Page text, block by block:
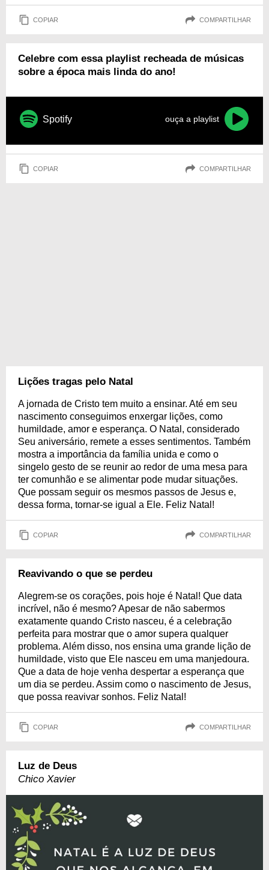
COPIAR COMPARTILHAR
Celebre com essa playlist recheada de músicas
sobre a época mais linda do ano!
Spotify ouça a playlist
COPIAR COMPARTILHAR
Lições tragas pelo Natal
A jornada de Cristo tem muito a ensinar. Até em seu
nascimento conseguimos enxergar lições, como
humildade, amor e esperança. O Natal, considerado
Seu aniversário, remete a esses sentimentos. Também
mostra a importância da família unida e como o
singelo gesto de se reunir ao redor de uma mesa para
ter comunhão e se alimentar pode mudar situações.
Que possam seguir os mesmos passos de Jesus e,
dessa forma, tornar-se igual a Ele. Feliz Natal!
COPIAR COMPARTILHAR
Reavivando o que se perdeu
Alegrem-se os corações, pois hoje é Natal! Que data
incrível, não é mesmo? Apesar de não sabermos
exatamente quando Cristo nasceu, é a celebração
perfeita para mostrar que o amor supera qualquer
problema. Além disso, nos ensina uma grande lição de
humildade, visto que Ele nasceu em uma manjedoura.
Que a data de hoje venha despertar a esperança que
um dia se perdeu. Assim como o nascimento de Jesus,
que possa reavivar sonhos. Feliz Natal!
COPIAR COMPARTILHAR
Luz de Deus
Chico Xavier